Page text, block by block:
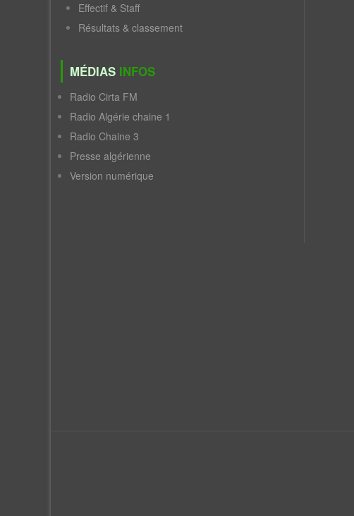
Effectif & Staff
Résultats & classement
MÉDIAS INFOS
Radio Cirta FM
Radio Algérie chaine 1
Radio Chaine 3
Presse algérienne
Version numérique